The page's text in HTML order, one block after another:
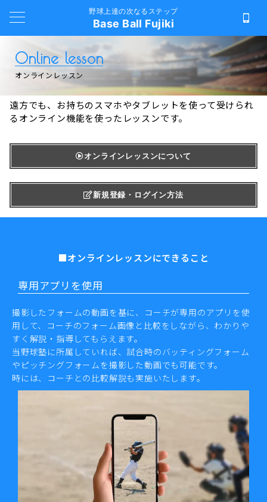
野球上達の次なるステップ
Base Ball Fujiki
Online lesson
オンラインレッスン
遠方でも、お持ちのスマホやタブレットを使って受けられ
るオンライン機能を使ったレッスンです。
オンラインレッスンについて
新規登録・ログイン方法
■オンラインレッスンにできること
専用アプリを使用
撮影したフォームの動画を基に、コーチが専用のアプリを使
用して、コーチのフォーム画像と比較をしながら、わかりや
すく解説・指導してもらえます。
当野球塾に所属していれば、試合時のバッティングフォーム
やピッチングフォームを撮影した動画でも可能です。
時には、コーチとの比較解説も実施いたします。